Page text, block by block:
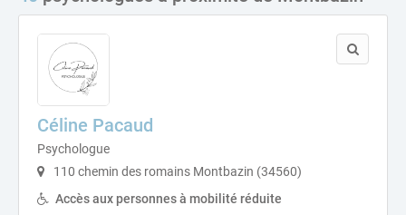
Céline Pacaud
Psychologue
110 chemin des romains Montbazin (34560)
Accès aux personnes à mobilité réduite